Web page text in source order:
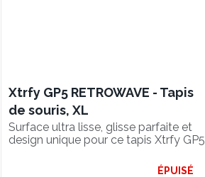
Xtrfy GP5 RETROWAVE - Tapis
de souris, XL
Surface ultra lisse, glisse parfaite et
design unique pour ce tapis Xtrfy GP5
ÉPUISÉ